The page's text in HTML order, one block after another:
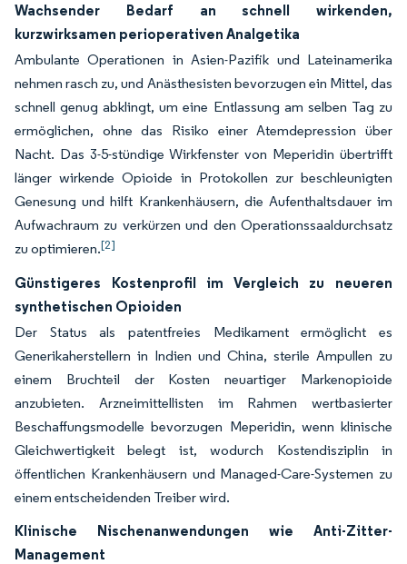
Wachsender Bedarf an schnell wirkenden,
kurzwirksamen perioperativen Analgetika
Ambulante Operationen in Asien-Pazifik und Lateinamerika
nehmen rasch zu, und Anästhesisten bevorzugen ein Mittel, das
schnell genug abklingt, um eine Entlassung am selben Tag zu
ermöglichen, ohne das Risiko einer Atemdepression über
Nacht. Das 3-5-stündige Wirkfenster von Meperidin übertrifft
länger wirkende Opioide in Protokollen zur beschleunigten
Genesung und hilft Krankenhäusern, die Aufenthaltsdauer im
Aufwachraum zu verkürzen und den Operationssaaldurchsatz
zu optimieren.[2]
Günstigeres Kostenprofil im Vergleich zu neueren
synthetischen Opioiden
Der Status als patentfreies Medikament ermöglicht es
Generikaherstellern in Indien und China, sterile Ampullen zu
einem Bruchteil der Kosten neuartiger Markenopioide
anzubieten. Arzneimittellisten im Rahmen wertbasierter
Beschaffungsmodelle bevorzugen Meperidin, wenn klinische
Gleichwertigkeit belegt ist, wodurch Kostendisziplin in
öffentlichen Krankenhäusern und Managed-Care-Systemen zu
einem entscheidenden Treiber wird.
Klinische Nischenanwendungen wie Anti-Zitter-
Management